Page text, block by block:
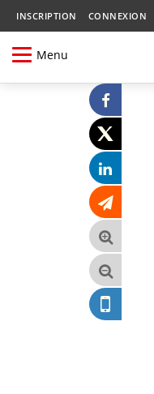
INSCRIPTION CONNEXION
Menu